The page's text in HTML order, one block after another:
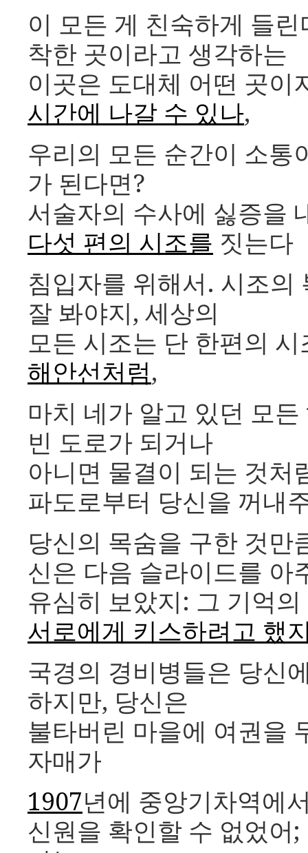
이 모든 게 친숙하게 들
착한 곳이라고 생각하는
이곳은 도대체 어떤 곳이
시간에 나갈 수 있나,
우리의 모든 순간이 소통
가 된다면?
서술자의 수사에 싫증을
다섯 편의 시조를 짓는다
침입자를 위해서. 시조의
잘 봐야지, 세상의
모든 시조는 단 한편의
해안선처럼,
마치 네가 알고 있던 모
빈 도로가 되거나
아니면 물결이 되는 것처
파도로부터 당신을 꺼내
당신의 목숨을 구한 것만
신은 다음 슬라이드를 아
유심히 보았지: 그 기억
서로에게 키스하려고 했
국경의 경비병들은 당신
하지만, 당신은
불타버린 마을에 여권을
자매가
1907년에 중앙기차역에
신원을 확인할 수 없었어